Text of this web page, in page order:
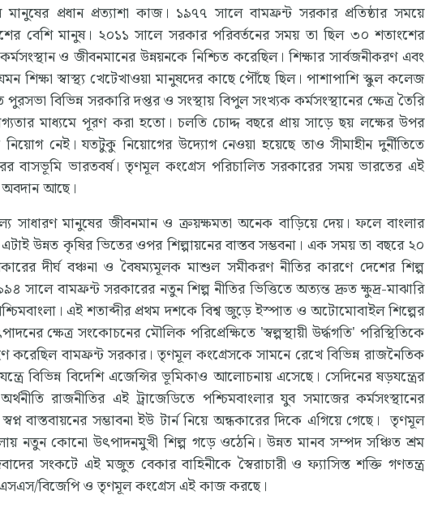
মানুষের প্রধান প্রত্যাশা কাজ। ১৯৭৭ সালে বামফ্রন্ট সরকার প্রতিষ্ঠার সময়ে
বেশি মানুষ। ২০১১ সালে সরকার পরিবর্তনের সময় তা ছিল ৩০ শতাংশের
ও জীবনমানের উন্নয়নকে নিশ্চিত করেছিল। শিক্ষার সার্বজনীকরণ এবং
যেমন শিক্ষা স্বাস্থ্য খেটেখাওয়া মানুষদের কাছে পৌঁছে ছিল। পাশাপাশি স্কুল কলেজ
পুরসভা বিভিন্ন সরকারি দপ্তর ও সংস্থায় বিপুল সংখ্যক কর্মসংস্থানের ক্ষেত্র তৈরি
মাধ্যমে পূরণ করা হতো। চলতি চোদ্দ বছরে প্রায় সাড়ে ছয় লক্ষের উপর
নিয়োগ নেই। যতটুকু নিয়োগের উদ্যোগ নেওয়া হয়েছে তাও সীমাহীন দুর্নীতিতে
বাসভূমি ভারতবর্ষ। তৃণমূল কংগ্রেস পরিচালিত সরকারের সময় ভারতের এই
অবদান আছে।
সাধারণ মানুষের জীবনমান ও ক্রয়ক্ষমতা অনেক বাড়িয়ে দেয়। ফলে বাংলার
উন্নত কৃষির ভিতের ওপর শিল্পায়নের বাস্তব সম্ভবনা। এক সময় তা বছরে ২০
দীর্ঘ বঞ্চনা ও বৈষম্যমূলক মাশুল সমীকরণ নীতির কারণে দেশের শিল্প
সালে বামফ্রন্ট সরকারের নতুন শিল্প নীতির ভিত্তিতে অত্যন্ত দ্রুত ক্ষুদ্র-মাঝারি
এই শতাব্দীর প্রথম দশকে বিশ্ব জুড়ে ইস্পাত ও অটোমোবাইল শিল্পের
ক্ষেত্র সংকোচনের মৌলিক পরিপ্রেক্ষিতে 'স্বল্পস্থায়ী উর্দ্ধগতি' পরিস্থিতিকে
করেছিল বামফ্রন্ট সরকার। তৃণমূল কংগ্রেসকে সামনে রেখে বিভিন্ন রাজনৈতিক
বিভিন্ন বিদেশি এজেন্সির ভূমিকাও আলোচনায় এসেছে। সেদিনের ষড়যন্ত্রের
রাজনীতির এই ট্রাজেডিতে পশ্চিমবাংলার যুব সমাজের কর্মসংস্থানের
বাস্তবায়নের সম্ভাবনা ইউ টার্ন নিয়ে অন্ধকারের দিকে এগিয়ে গেছে। তৃণমূল
নতুন কোনো উৎপাদনমুখী শিল্প গড়ে ওঠেনি। উন্নত মানব সম্পদ সঞ্চিত শ্রম
সংকটে এই মজুত বেকার বাহিনীকে স্বৈরাচারী ও ফ্যাসিস্ত শক্তি গণতন্ত্র
বিজেপি ও তৃণমূল কংগ্রেস এই কাজ করছে।